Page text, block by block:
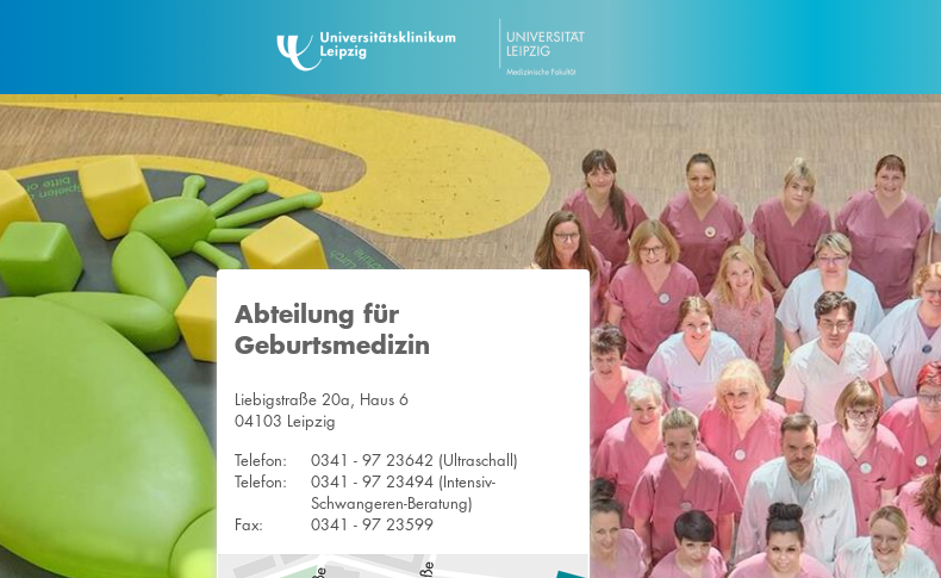
Abteilung für
Geburtsmedizin
Liebigstraße 20a, Haus 6
04103 Leipzig
Telefon:
0341 - 97 23642 (Ultraschall)
Telefon:
0341 - 97 23494 (Intensiv-
Schwangeren-Beratung)
Fax:
0341 - 97 23599